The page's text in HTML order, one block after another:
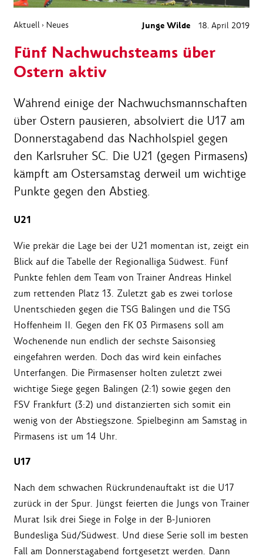
Aktuell › Neues Junge Wilde 18. April 2019
Fünf Nachwuchsteams über
Ostern aktiv
Während einige der Nachwuchsmannschaften
über Ostern pausieren, absolviert die U17 am
Donnerstagabend das Nachholspiel gegen
den Karlsruher SC. Die U21 (gegen Pirmasens)
kämpft am Ostersamstag derweil um wichtige
Punkte gegen den Abstieg.
U21
Wie prekär die Lage bei der U21 momentan ist, zeigt ein
Blick auf die Tabelle der Regionalliga Südwest. Fünf
Punkte fehlen dem Team von Trainer Andreas Hinkel
zum rettenden Platz 13. Zuletzt gab es zwei torlose
Unentschieden gegen die TSG Balingen und die TSG
Hoffenheim II. Gegen den FK 03 Pirmasens soll am
Wochenende nun endlich der sechste Saisonsieg
eingefahren werden. Doch das wird kein einfaches
Unterfangen. Die Pirmasenser holten zuletzt zwei
wichtige Siege gegen Balingen (2:1) sowie gegen den
FSV Frankfurt (3:2) und distanzierten sich somit ein
wenig von der Abstiegszone. Spielbeginn am Samstag in
Pirmasens ist um 14 Uhr.
U17
Nach dem schwachen Rückrundenauftakt ist die U17
zurück in der Spur. Jüngst feierten die Jungs von Trainer
Murat Isik drei Siege in Folge in der B-Junioren
Bundesliga Süd/Südwest. Und diese Serie soll im besten
Fall am Donnerstagabend fortgesetzt werden. Dann